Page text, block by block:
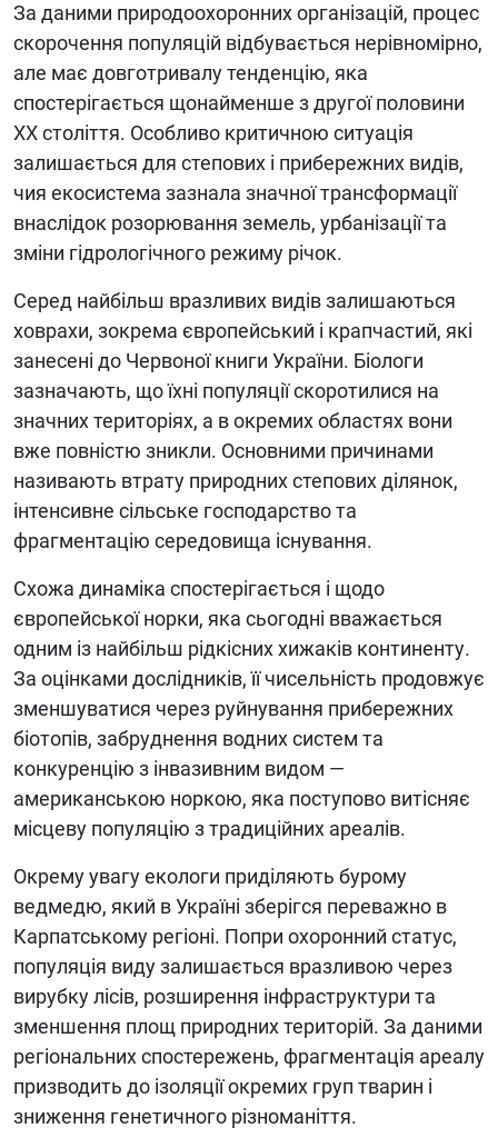
За даними природоохоронних організацій, процес
скорочення популяцій відбувається нерівномірно,
але має довготривалу тенденцію, яка
спостерігається щонайменше з другої половини
XX століття. Особливо критичною ситуація
залишається для степових і прибережних видів,
чия екосистема зазнала значної трансформації
внаслідок розорювання земель, урбанізації та
зміни гідрологічного режиму річок.
Серед найбільш вразливих видів залишаються
ховрахи, зокрема європейський і крапчастий, які
занесені до Червоної книги України. Біологи
зазначають, що їхні популяції скоротилися на
значних територіях, а в окремих областях вони
вже повністю зникли. Основними причинами
називають втрату природних степових ділянок,
інтенсивне сільське господарство та
фрагментацію середовища існування.
Схожа динаміка спостерігається і щодо
європейської норки, яка сьогодні вважається
одним із найбільш рідкісних хижаків континенту.
За оцінками дослідників, її чисельність продовжує
зменшуватися через руйнування прибережних
біотопів, забруднення водних систем та
конкуренцію з інвазивним видом —
американською норкою, яка поступово витісняє
місцеву популяцію з традиційних ареалів.
Окрему увагу екологи приділяють бурому
ведмедю, який в Україні зберігся переважно в
Карпатському регіоні. Попри охоронний статус,
популяція виду залишається вразливою через
вирубку лісів, розширення інфраструктури та
зменшення площ природних територій. За даними
регіональних спостережень, фрагментація ареалу
призводить до ізоляції окремих груп тварин і
зниження генетичного різноманіття.